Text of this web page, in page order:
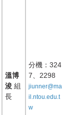
溫博
浚 組
長
分機：324
7、2298
jiunner@ma
il.ntou.edu.t
w